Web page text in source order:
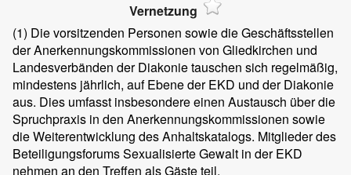
Vernetzung
(1) Die vorsitzenden Personen sowie die Geschäftsstellen
der Anerkennungskommissionen von Gliedkirchen und
Landesverbänden der Diakonie tauschen sich regelmäßig,
mindestens jährlich, auf Ebene der EKD und der Diakonie
aus. Dies umfasst insbesondere einen Austausch über die
Spruchpraxis in den Anerkennungskommissionen sowie
die Weiterentwicklung des Anhaltskatalogs. Mitglieder des
Beteiligungsforums Sexualisierte Gewalt in der EKD
nehmen an den Treffen als Gäste teil.